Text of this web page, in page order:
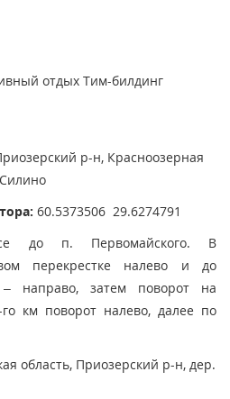
отдых Тим-билдинг
р-н, Красноозерная
60.5373506 29.6274791
до п. Первомайского. В
перекрестке налево и до
направо, затем поворот на
км поворот налево, далее по
область, Приозерский р-н, дер.